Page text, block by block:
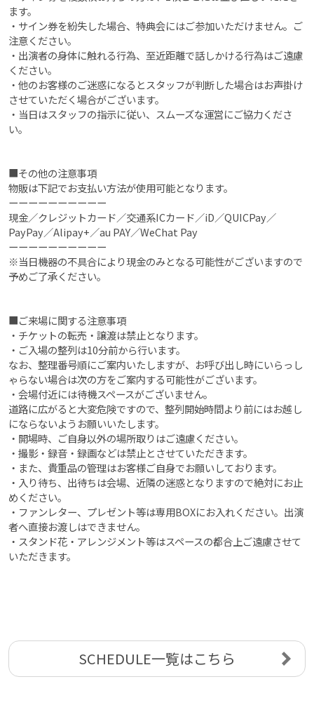
ます。
・サイン券を紛失した場合、特典会にはご参加いただけません。ご
注意ください。
・出演者の身体に触れる行為、至近距離で話しかける行為はご遠慮
ください。
・他のお客様のご迷惑になるとスタッフが判断した場合はお声掛け
させていただく場合がございます。
・当日はスタッフの指示に従い、スムーズな運営にご協力くださ
い。
■その他の注意事項
物販は下記でお支払い方法が使用可能となります。
ーーーーーーーーーー
現金／クレジットカード／交通系ICカード／iD／QUICPay／
PayPay／Alipay+／au PAY／WeChat Pay
ーーーーーーーーーー
※当日機器の不具合により現金のみとなる可能性がございますので
予めご了承ください。
■ご来場に関する注意事項
・チケットの転売・譲渡は禁止となります。
・ご入場の整列は10分前から行います。
なお、整理番号順にご案内いたしますが、お呼び出し時にいらっし
ゃらない場合は次の方をご案内する可能性がございます。
・会場付近には待機スペースがございません。
道路に広がると大変危険ですので、整列開始時間より前にはお越し
にならないようお願いいたします。
・開場時、ご自身以外の場所取りはご遠慮ください。
・撮影・録音・録画などは禁止とさせていただきます。
・また、貴重品の管理はお客様ご自身でお願いしております。
・入り待ち、出待ちは会場、近隣の迷惑となりますので絶対にお止
めください。
・ファンレター、プレゼント等は専用BOXにお入れください。出演
者へ直接お渡しはできません。
・スタンド花・アレンジメント等はスペースの都合上ご遠慮させて
いただきます。
SCHEDULE一覧はこちら